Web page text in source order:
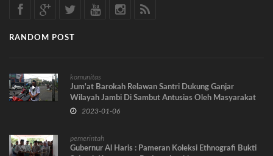
RANDOM POST
komunitas
Jum'at Barokah Relawan Santri Dukung Ganjar
Wilayah Jambi Di Sambut Antusias Oleh Masyarakat
Setempat, Berikut Ulasannya
2023-01-06
pemerintah
Gubernur Al Haris : Pameran Koleksi Ethnografi Bukti